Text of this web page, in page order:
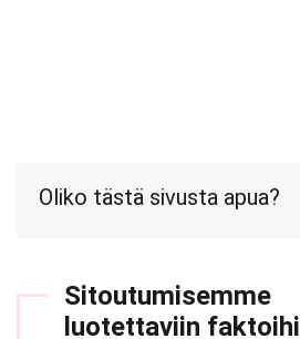
Oliko tästä sivusta apua?
Sitoutumisemme
luotettaviin